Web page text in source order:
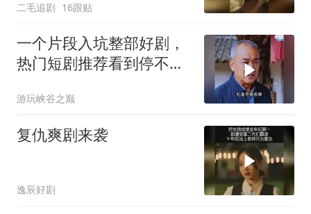
二毛追剧 16跟贴
一个片段入坑整部好剧，
热门短剧推荐看到停不下
游玩峡谷之巅
复仇爽剧来袭
逸辰好剧